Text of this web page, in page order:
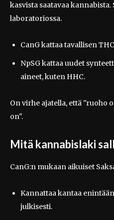
kasvista saatavaa
laboratoriossa.
CanG kattaa tavallisen
NpSG kattaa uudet
aineet, kuten HHC.
On virhe ajatella, että "ruoho
on".
Mitä kannabislaki
CanG:n mukaan aikuiset
Kannattaa kantaa
julkisesti.